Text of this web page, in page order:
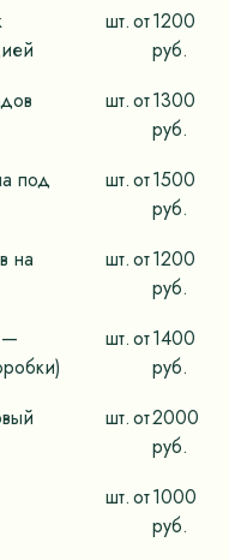
шт.от1200
руб.
шт.от1300
руб.
под
шт.от1500
руб.
на
шт.от1200
руб.
—
шт.от1400
руб.
шт.от2000
руб.
шт.от1000
руб.